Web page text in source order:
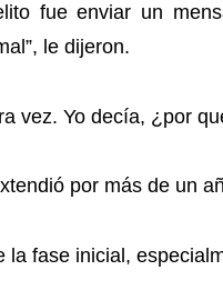
fue enviar un
le dijeron.
vez. Yo decía, ¿por
por más de un
la fase inicial,